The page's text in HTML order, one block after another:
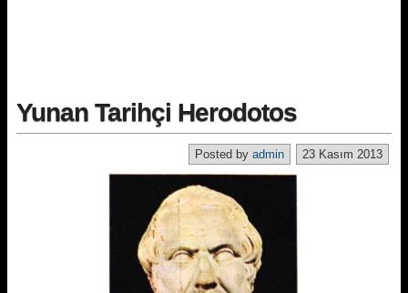
Yunan Tarihçi Herodotos
23 Kasım 2013
Posted by admin